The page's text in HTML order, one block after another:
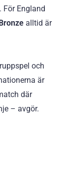
England
alltid är
och
är
där
– avgör.